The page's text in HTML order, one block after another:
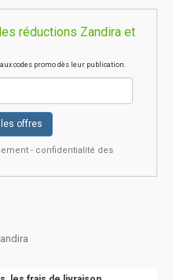
réductions Zandira et
codes promo dès leur publication.
offres
- confidentialité des